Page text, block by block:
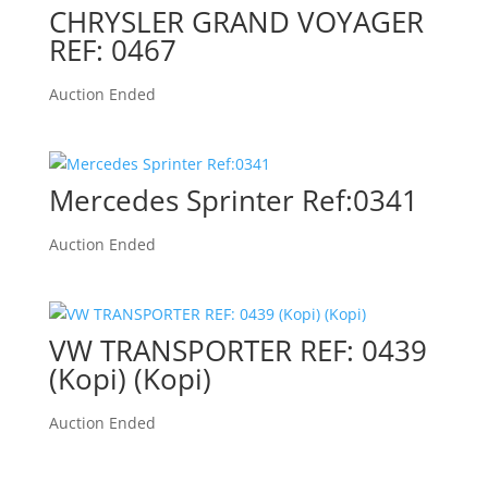
CHRYSLER GRAND VOYAGER
REF: 0467
Auction Ended
Mercedes Sprinter Ref:0341
Auction Ended
VW TRANSPORTER REF: 0439
(Kopi) (Kopi)
Auction Ended